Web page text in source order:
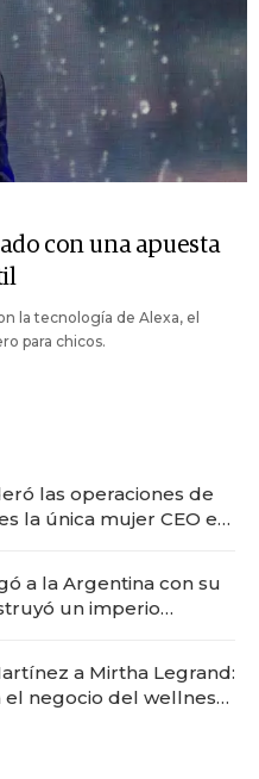
con una apuesta
la tecnología de Alexa, el
para chicos.
las operaciones de
la única mujer CEO en
a la Argentina con su
un imperio
a Mirtha Legrand:
negocio del wellness